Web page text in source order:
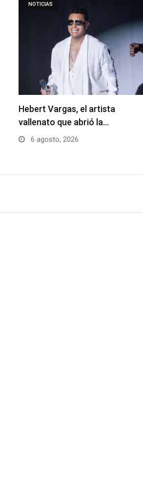
NOTICIAS
Hebert Vargas, el artista
vallenato que abrió la…
6 agosto, 2026